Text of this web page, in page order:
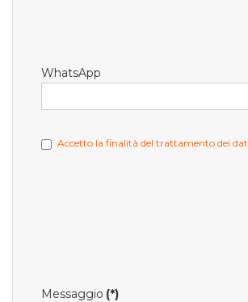
WhatsApp
Accetto la finalità del trattamento dei
Messaggio (*)